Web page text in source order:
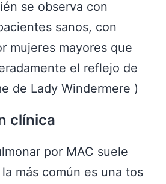
se observa con
sanos, con
mujeres mayores que
el reflejo de
de Lady Windermere )
clínica
por MAC suele
más común es una tos